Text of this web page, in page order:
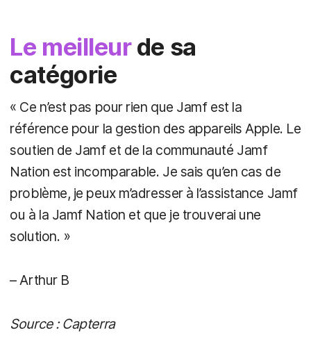
Le meilleurde sa
catégorie
« Ce n’est pas pour rien que Jamf est la
référence pour la gestion des appareils Apple. Le
soutien de Jamf et de la communauté Jamf
Nation est incomparable. Je sais qu’en cas de
problème, je peux m’adresser à l’assistance Jamf
ou à la Jamf Nation et que je trouverai une
solution. »
– Arthur B
Source : Capterra